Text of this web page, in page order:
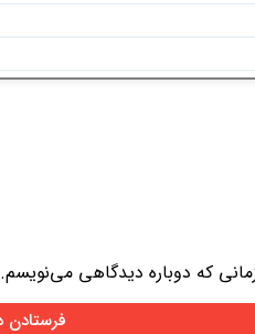
که دوباره دیدگاهی می‌نویسم.